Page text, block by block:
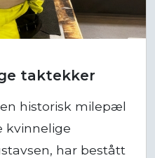
historisk milepæl
kvinnelige
har bestått